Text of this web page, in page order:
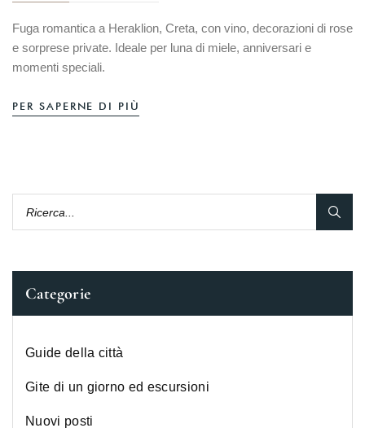
Fuga romantica a Heraklion, Creta, con vino, decorazioni di rose
e sorprese private. Ideale per luna di miele, anniversari e
momenti speciali.
PER SAPERNE DI PIÙ
Categorie
Guide della città
Gite di un giorno ed escursioni
Nuovi posti